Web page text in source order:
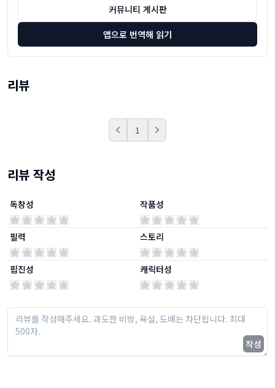
커뮤니티 게시판
앱으로 번역해 읽기
리뷰
Prev 1 Next
리뷰 작성
독창성
필력
핍진성
작품성
스토리
캐릭터성
작성